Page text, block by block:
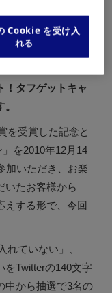
上で発表※ されま
！タフゲットキャ
を受賞した記念と
を2010年12月14
加いただき、お楽
いたお客様から
えする形で、今回
れていない」、
をTwitterの140文字
中から抽選で3名の
Cookie を受け入
れる